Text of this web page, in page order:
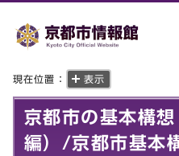
現在位置： 表示
京都市の基本構
編）/京都市基本